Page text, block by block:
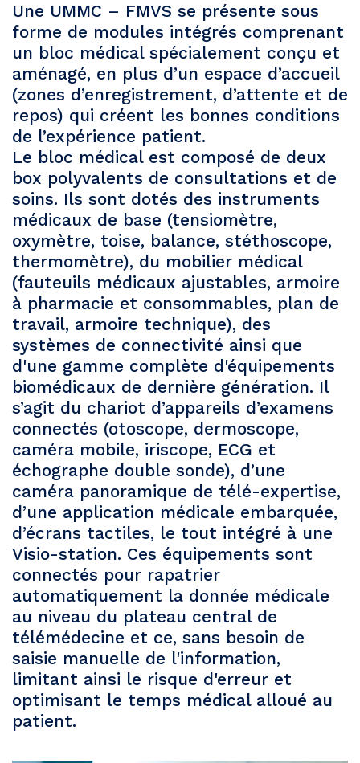
Une UMMC – FMVS se présente sous
forme de modules intégrés comprenant
un bloc médical spécialement conçu et
aménagé, en plus d’un espace d’accueil
(zones d’enregistrement, d’attente et de
repos) qui créent les bonnes conditions
de l’expérience patient.
Le bloc médical est composé de deux
box polyvalents de consultations et de
soins. Ils sont dotés des instruments
médicaux de base (tensiomètre,
oxymètre, toise, balance, stéthoscope,
thermomètre), du mobilier médical
(fauteuils médicaux ajustables, armoire
à pharmacie et consommables, plan de
travail, armoire technique), des
systèmes de connectivité ainsi que
d'une gamme complète d'équipements
biomédicaux de dernière génération. Il
s’agit du chariot d’appareils d’examens
connectés (otoscope, dermoscope,
caméra mobile, iriscope, ECG et
échographe double sonde), d’une
caméra panoramique de télé-expertise,
d’une application médicale embarquée,
d’écrans tactiles, le tout intégré à une
Visio-station. Ces équipements sont
connectés pour rapatrier
automatiquement la donnée médicale
au niveau du plateau central de
télémédecine et ce, sans besoin de
saisie manuelle de l'information,
limitant ainsi le risque d'erreur et
optimisant le temps médical alloué au
patient.